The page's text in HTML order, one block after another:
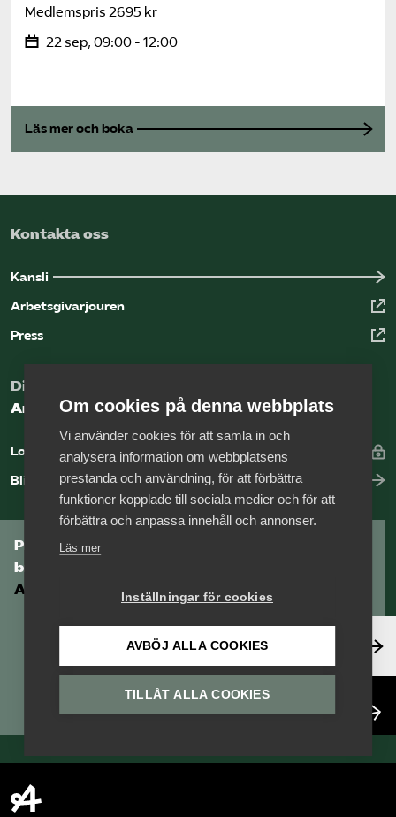
Medlemspris 2695 kr
22 sep, 09:00 - 12:00
Läs mer och boka
Kontakta oss
Kansli
Arbetsgivarjouren
Press
Digital kunskapsbank för arbetsgivare
Arbetsgivarguiden
Logga in
Bli medlem
Prenumerera på Tågföretagens
branschnyhetsbrev
Aktuell info direkt i din inkorg.
Anmäl dig här
Om cookies på denna webbplats
Vi använder cookies för att samla in och
analysera information om webbplatsens
prestanda och användning, för att förbättra
funktioner kopplade till sociala medier och för att
förbättra och anpassa innehåll och annonser.
Läs mer
Inställningar för cookies
AVBÖJ ALLA COOKIES
TILLÅT ALLA COOKIES